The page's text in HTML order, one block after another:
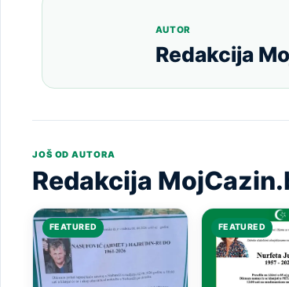
AUTOR
Redakcija
JOŠ OD AUTORA
Redakcija
FEATURED FEATURED